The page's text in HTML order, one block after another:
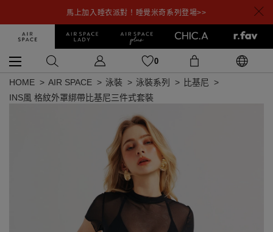
馬上加入睡衣派對！睡覺米奇系列登場>>
0
HOME AIR SPACE 泳裝 泳裝系列
比基尼
INS風 格紋外罩綁帶比基尼三件式套裝